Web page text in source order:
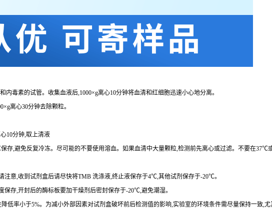
内毒素的试管。收集血液后,1000×g离心10分钟将血清和红细胞迅速小心地分离。
离心30分钟去除颗粒。
10分钟,取上清液
保存,避免反复冷冻。尽可能的不要使用溶血。如果血清中大量颗粒,检测前先离心或过滤。不要在37℃
注意,收到试剂盒后请尽快将TMB 洗涤液,终止液保存于4℃,其他试剂保存于-20℃。
保存,开封后的酶标板要加干燥剂后密封保存于-20℃,避免潮湿。
低率小于5%。为减小外部因素对试剂盒破坏前后检测值的影响,实验室的环境条件需尽量保持一致,